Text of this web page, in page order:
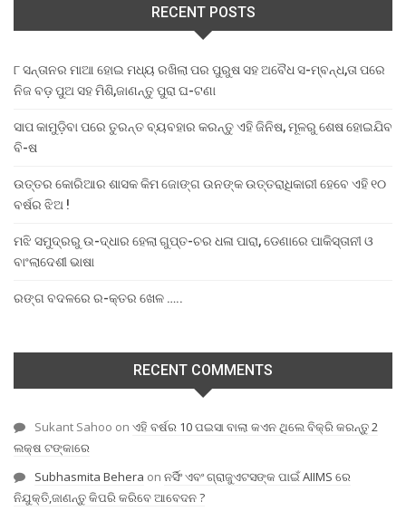
RECENT POSTS
୮ ସନ୍ତାନର ମାଆ ହୋଇ ମଧ୍ୟ ରଖିଲା ପର ପୁରୁଷ ସହ ଅବୈଧ ସ-ମ୍ବନ୍ଧ,ତା ପରେ
ନିଜ ବଡ଼ ପୁଅ ସହ ମିଶି,ଜାଣନ୍ତୁ ପୁରା ଘ-ଟଣା
ସାପ କାମୁଡ଼ିବା ପରେ ତୁରନ୍ତ ବ୍ୟବହାର କରନ୍ତୁ ଏହି ଜିନିଷ, ମୂଳରୁ ଶେଷ ହୋଇଯିବ
ବି-ଷ
ଉତ୍ତର କୋରିଆର ଶାସକ କିମ ଜୋଙ୍ଗ ଉନଙ୍କ ଉତ୍ତରାଧିକାରୀ ହେବେ ଏହି ୧୦
ବର୍ଷର ଝିଅ !
ମଝି ସମୁଦ୍ରରୁ ଉ-ଦ୍ଧାର ହେଲା ଗୁପ୍ତ-ଚର ଧଳା ପାରା, ଡେଣାରେ ପାକିସ୍ତାନୀ ଓ
ବାଂଲାଦେଶୀ ଭାଷା
ରଙ୍ଗ ବଦଳରେ ର-କ୍ତର ଖେଳ …..
RECENT COMMENTS
Sukant Sahoo on ଏହି ବର୍ଷର 10 ପଇସା ବାଲା କଏନ ଥିଲେ ବିକ୍ରି କରନ୍ତୁ 2
ଲକ୍ଷ ଟଙ୍କାରେ
Subhasmita Behera on ନର୍ସିଂ ଏବଂ ଗ୍ରାଜୁଏଟସଙ୍କ ପାଇଁ AIIMS ରେ
ନିଯୁକ୍ତି,ଜାଣନ୍ତୁ କିପରି କରିବେ ଆବେଦନ ?